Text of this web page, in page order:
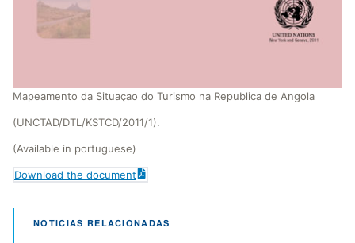
Mapeamento da Situaçao do Turismo na Republica de Angola
(UNCTAD/DTL/KSTCD/2011/1).
(Available in portuguese)
Download the document
NOTICIAS RELACIONADAS